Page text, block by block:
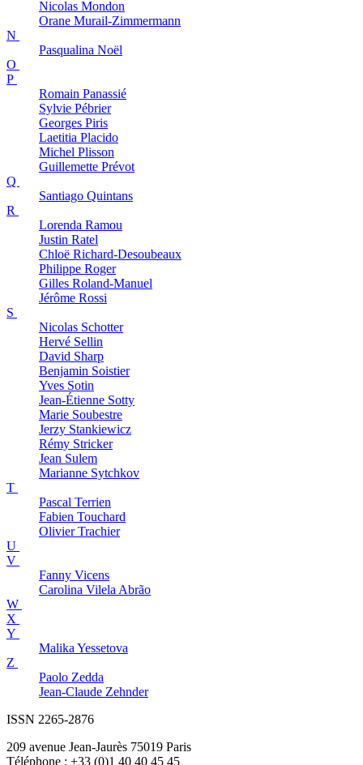
Nicolas Mondon
Orane Murail-Zimmermann
N
Pasqualina Noël
O
P
Romain Panassié
Sylvie Pébrier
Georges Piris
Laetitia Placido
Michel Plisson
Guillemette Prévot
Q
Santiago Quintans
R
Lorenda Ramou
Justin Ratel
Chloë Richard-Desoubeaux
Philippe Roger
Gilles Roland-Manuel
Jérôme Rossi
S
Nicolas Schotter
Hervé Sellin
David Sharp
Benjamin Soistier
Yves Sotin
Jean-Étienne Sotty
Marie Soubestre
Jerzy Stankiewicz
Rémy Stricker
Jean Sulem
Marianne Sytchkov
T
Pascal Terrien
Fabien Touchard
OlivierTrachier
U
V
Fanny Vicens
Carolina Vilela Abrão
W
X
Y
Malika Yessetova
Z
Paolo Zedda
Jean-Claude Zehnder
ISSN 2265-2876
209 avenue Jean-Jaurès 75019 Paris
Téléphone : +33 (0)1 40 40 45 45